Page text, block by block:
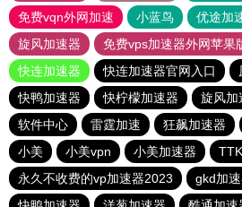
免费vqn外网加速
小蓝鸟 优途加
旋风加速器
免费vps加速器外网苹果
快连加速器
快连加速器官网入口
快鸭加速器
快柠檬加速器 旋风加
软件中心
雷霆加速 狂飙加速器
小美
小美vpn 小美加速器
永久不收费的vp加速器2023
gkd加